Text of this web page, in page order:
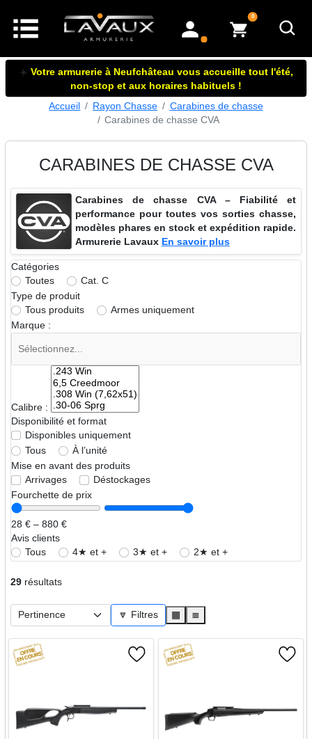
mon compte
0articles dans le panier
☀️ Votre armurerie à Neufchâteau vous accueille tout l'été,
non-stop et aux horaires habituels !
Accueil
Rayon Chasse
Carabines de chasse
Carabines de chasse CVA
CARABINES DE CHASSE CVA
Carabines de chasse CVA – Fiabilité et
performance pour toutes vos sorties chasse,
modèles phares en stock et expédition rapide.
Armurerie Lavaux En savoir plus
Catégories
Toutes
Cat. C
Type de produit
Tous produits
Armes uniquement
Marque :
Calibre :
Disponibilité et format
Disponibles uniquement
Tous
À l’unité
Mise en avant des produits
Arrivages
Déstockages
Fourchette de prix
28 € – 880 €
Avis clients
Tous
4★ et + 3★ et + 2★ et +
29résultats
🔽 Filtres ▦ ≣